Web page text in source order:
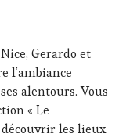
Gerardo et
l’ambiance
alentours. Vous
« Le
les lieux